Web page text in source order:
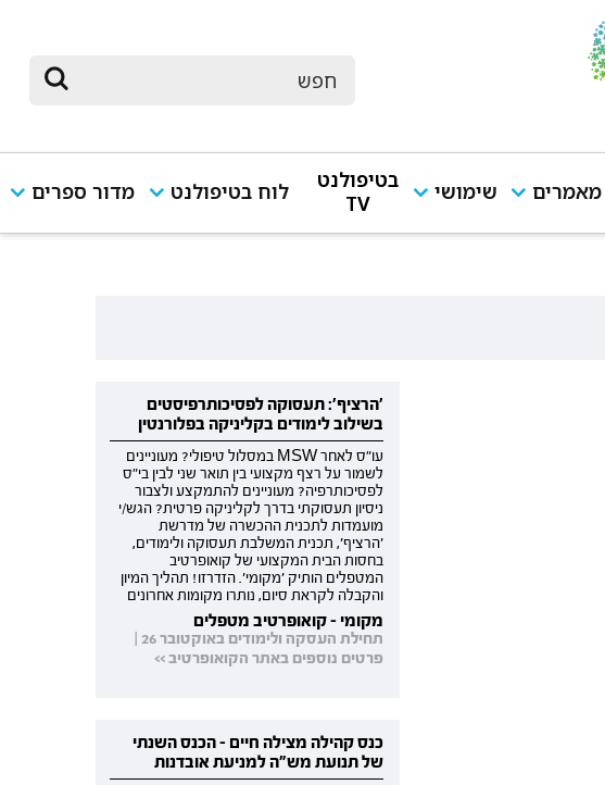
מאמרים שימושי
בטיפולנט
TV
לוח בטיפולנט מדור ספרים
'הרציף': תעסוקה לפסיכותרפיסטים
בשילוב לימודים בקליניקה בפלורנטין
עו"ס לאחר MSW במסלול טיפולי? מעוניינים
לשמור על רצף מקצועי בין תואר שני לבין בי"ס
לפסיכותרפיה? מעוניינים להתמקצע ולצבור
ניסיון תעסוקתי בדרך לקליניקה פרטית? הגש/י
מועמדות לתכנית ההכשרה של מדרשת
'הרציף', תכנית המשלבת תעסוקה ולימודים,
בחסות הבית המקצועי של קואופרטיב
המטפלים הותיק 'מקומי'. הזדרזו! תהליך המיון
והקבלה לקראת סיום, נותרו מקומות אחרונים
מקומי - קואופרטיב מטפלים
תחילת העסקה ולימודים באוקטובר 26 |
פרטים נוספים באתר הקואופרטיב >>
כנס קהילה מצילה חיים - הכנס השנתי
של תנועת מש"ה למניעת אובדנות